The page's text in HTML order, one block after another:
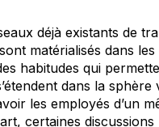
déjà existants de
matérialisés dans
habitudes qui
dans la sphère
les employés d’un
certaines